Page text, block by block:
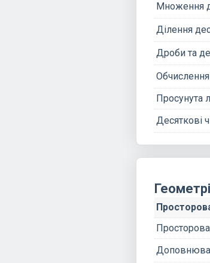
Множення
Ділення
Дроби та
Просунута
Десяткові